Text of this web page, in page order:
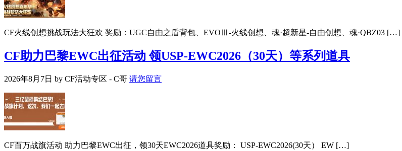
CF火线创想挑战玩法大狂欢 奖励：UGC自由之盾背包、EVOⅢ-火线创想、魂·超新星-自由创想、魂·QBZ03 […]
CF助力巴黎EWC出征活动 领USP-EWC2026（30天）等系列道具
2026年8月7日 by CF活动专区 - C哥 请您留言
CF百万战旗活动 助力巴黎EWC出征，领30天EWC2026道具奖励： USP-EWC2026(30天） EW […]